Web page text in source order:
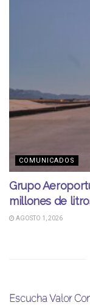
COMUNICADOS
Grupo
millones de
AGOSTO 1, 2026
Escucha Valor